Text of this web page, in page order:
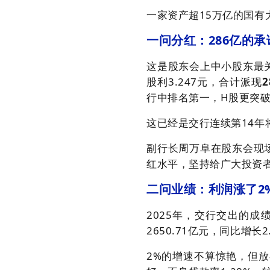
一家资产超15万亿的国有
一问分红：286亿的
这是股东会上中小股东
股利3.247元，合计派现
行中排名第一，H股更突
这已经是交行连续第14年
副行长周万阜在股东会现
红水平，坚持给广大投资
二问业绩：利润涨了
2025年，交行交出的成
2650.71亿元，同比增长
2%的增速不算惊艳，但